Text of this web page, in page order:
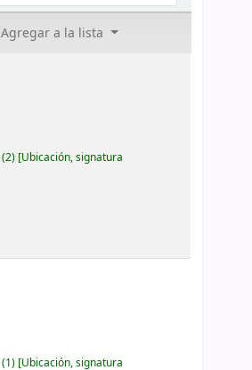
Agregar a la lista
(2) Ubicación, signatura
(1) Ubicación, signatura